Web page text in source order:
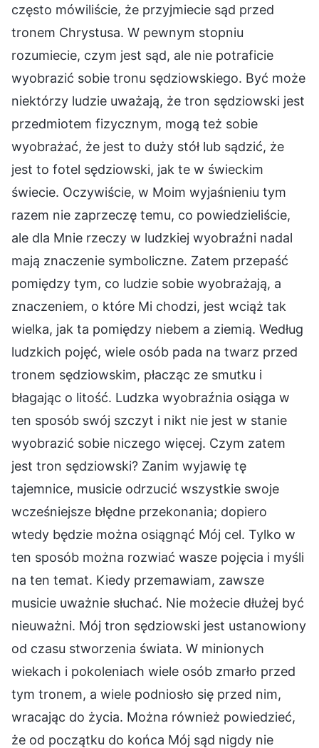
często mówiliście, że przyjmiecie sąd przed
tronem Chrystusa. W pewnym stopniu
rozumiecie, czym jest sąd, ale nie potraficie
wyobrazić sobie tronu sędziowskiego. Być może
niektórzy ludzie uważają, że tron sędziowski jest
przedmiotem fizycznym, mogą też sobie
wyobrażać, że jest to duży stół lub sądzić, że
jest to fotel sędziowski, jak te w świeckim
świecie. Oczywiście, w Moim wyjaśnieniu tym
razem nie zaprzeczę temu, co powiedzieliście,
ale dla Mnie rzeczy w ludzkiej wyobraźni nadal
mają znaczenie symboliczne. Zatem przepaść
pomiędzy tym, co ludzie sobie wyobrażają, a
znaczeniem, o które Mi chodzi, jest wciąż tak
wielka, jak ta pomiędzy niebem a ziemią. Według
ludzkich pojęć, wiele osób pada na twarz przed
tronem sędziowskim, płacząc ze smutku i
błagając o litość. Ludzka wyobraźnia osiąga w
ten sposób swój szczyt i nikt nie jest w stanie
wyobrazić sobie niczego więcej. Czym zatem
jest tron sędziowski? Zanim wyjawię tę
tajemnice, musicie odrzucić wszystkie swoje
wcześniejsze błędne przekonania; dopiero
wtedy będzie można osiągnąć Mój cel. Tylko w
ten sposób można rozwiać wasze pojęcia i myśli
na ten temat. Kiedy przemawiam, zawsze
musicie uważnie słuchać. Nie możecie dłużej być
nieuważni. Mój tron sędziowski jest ustanowiony
od czasu stworzenia świata. W minionych
wiekach i pokoleniach wiele osób zmarło przed
tym tronem, a wiele podniosło się przed nim,
wracając do życia. Można również powiedzieć,
że od początku do końca Mój sąd nigdy nie